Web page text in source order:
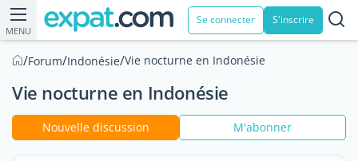
MENU
Se connecter S'inscrire
/Forum/Indonésie/Vie nocturne en Indonésie
Vie nocturne en Indonésie
Nouvelle discussion M'abonner